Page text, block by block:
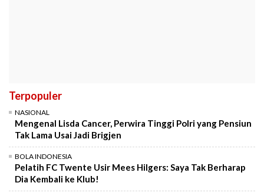
Terpopuler
NASIONAL
Mengenal Lisda Cancer, Perwira Tinggi Polri yang Pensiun
Tak Lama Usai Jadi Brigjen
BOLA INDONESIA
Pelatih FC Twente Usir Mees Hilgers: Saya Tak Berharap
Dia Kembali ke Klub!